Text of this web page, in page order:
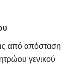
από απόσταση
γενικού